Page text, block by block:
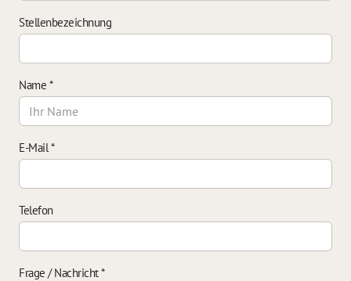
Stellenbezeichnung
Name *
E-Mail*
Telefon
Frage / Nachricht*